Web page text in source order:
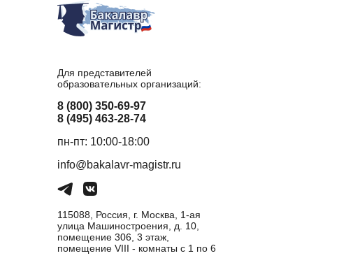
Для представителей
образовательных организаций:
8 (800) 350-69-97
8 (495) 463-28-74
пн-пт: 10:00-18:00
info@bakalavr-magistr.ru
115088, Россия, г. Москва, 1-ая
улица Машиностроения, д. 10,
помещение 306, 3 этаж,
помещение VIII - комнаты с 1 по 6